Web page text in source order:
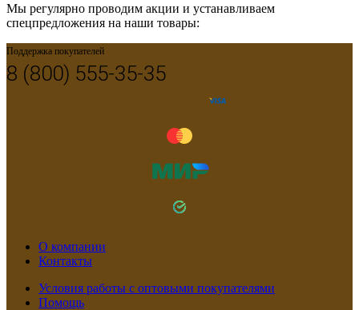
Мы регулярно проводим акции и устанавливаем
спецпредложения на наши товары:
Поддержка покупателей
8 (800) 555-35-35
О компании
Контакты
Условия работы с оптовыми покупателями
Помощь